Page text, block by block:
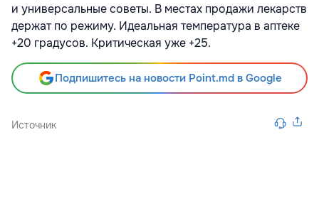
и универсальные советы. В местах продажи лекарств
держат по режиму. Идеальная температура в аптеке
+20 градусов. Критическая уже +25.
Подпишитесь на новости Point.md в Google
Источник